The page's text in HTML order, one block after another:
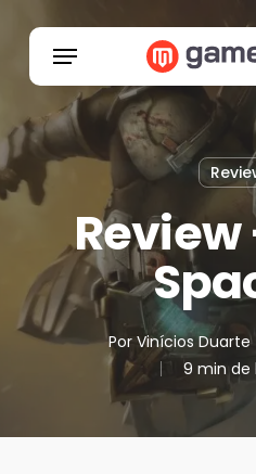
Menu
Review
Por Vinícios Duarte
9 min de